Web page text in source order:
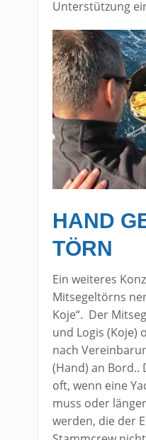
Unterstützung
HAND
TÖRN
Ein weiteres
Mitsegeltörns
Koje“. Der
und Logis (Koje)
nach
(Hand) an Bord..
oft, wenn eine
muss oder
werden, die der